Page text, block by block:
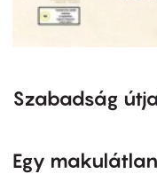
Szabadság
Egy